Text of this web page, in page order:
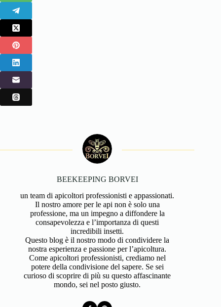
BEEKEEPING BORVEI
un team di apicoltori professionisti e appassionati.
Il nostro amore per le api non è solo una
professione, ma un impegno a diffondere la
consapevolezza e l’importanza di questi
incredibili insetti.
Questo blog è il nostro modo di condividere la
nostra esperienza e passione per l’apicoltura.
Come apicoltori professionisti, crediamo nel
potere della condivisione del sapere. Se sei
curioso di scoprire di più su questo affascinante
mondo, sei nel posto giusto.